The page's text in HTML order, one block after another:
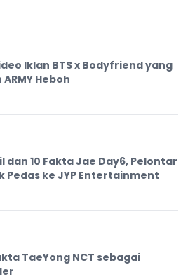
Iklan BTS x Bodyfriend yang
ARMY Heboh
dan 10 Fakta Jae Day6, Pelontar
Pedas ke JYP Entertainment
TaeYong NCT sebagai